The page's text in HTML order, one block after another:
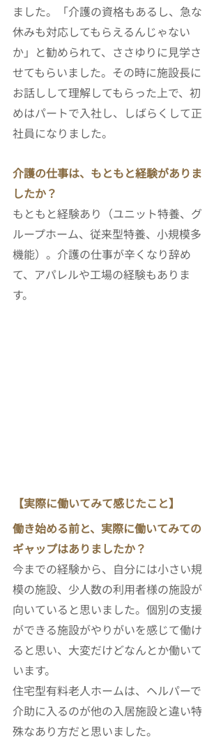
ました。「介護の資格もあるし、急な
休みも対応してもらえるんじゃない
か」と勧められて、ささゆりに見学さ
せてもらいました。その時に施設長に
お話しして理解してもらった上で、初
めはパートで入社し、しばらくして正
社員になりました。
介護の仕事は、もともと経験がありま
したか？
もともと経験あり（ユニット特養、グ
ループホーム、従来型特養、小規模多
機能）。介護の仕事が辛くなり辞め
て、アパレルや工場の経験もありま
す。
【実際に働いてみて感じたこと】
働き始める前と、実際に働いてみての
ギャップはありましたか？
今までの経験から、自分には小さい規
模の施設、少人数の利用者様の施設が
向いていると思いました。個別の支援
ができる施設がやりがいを感じて働け
ると思い、大変だけどなんとか働いて
います。
住宅型有料老人ホームは、ヘルパーで
介助に入るのが他の入居施設と違い特
殊なあり方だと思いました。